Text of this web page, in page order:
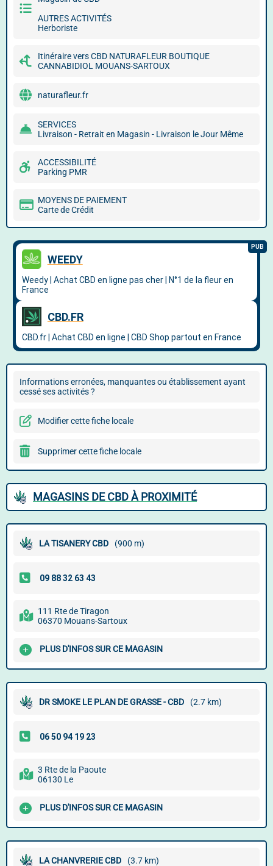
AUTRES ACTIVITÉS
Herboriste
Itinéraire vers CBD NATURAFLEUR BOUTIQUE
CANNABIDIOL MOUANS-SARTOUX
naturafleur.fr
SERVICES
Livraison - Retrait en Magasin - Livraison le Jour Même
ACCESSIBILITÉ
Parking PMR
MOYENS DE PAIEMENT
Carte de Crédit
Informations erronées, manquantes ou établissement ayant
cessé ses activités ?
Modifier cette fiche locale
Supprimer cette fiche locale
MAGASINS DE CBD À PROXIMITÉ
LA TISANERY CBD (900 m)
111 Rte de Tiragon
06370 Mouans-Sartoux
PLUS D'INFOS SUR CE MAGASIN
DR SMOKE LE PLAN DE GRASSE - CBD (2.7 km)
3 Rte de la Paoute
06130 Le
PLUS D'INFOS SUR CE MAGASIN
LA CHANVRERIE CBD (3.7 km)